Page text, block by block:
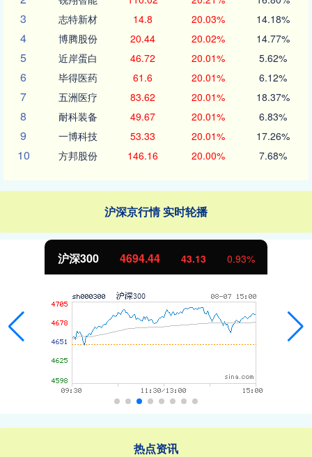
3 志特新材 14.8 20.03% 14.18%
4 博腾股份 20.44 20.02% 14.77%
5 近岸蛋白 46.72 20.01% 5.62%
6 毕得医药 61.6 20.01% 6.12%
7 五洲医疗 83.62 20.01% 18.37%
8 耐科装备 49.67 20.01% 6.83%
9 一博科技 53.33 20.01% 17.26%
10 方邦股份 146.16 20.00% 7.68%
沪深京行情 实时轮播
沪深300 4694.44 43.13 0.93%
热点资讯